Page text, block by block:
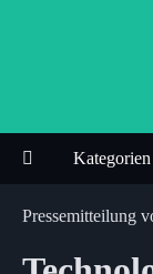
Kategorien
Pressemitteilung